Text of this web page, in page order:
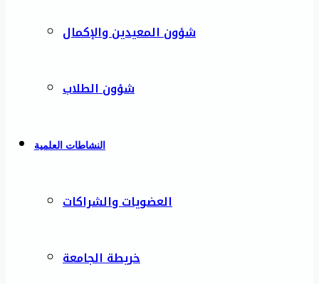
شؤون المعيدين والإكمال
شؤون الطلاب
النشاطات العلمية
العضويات والشراكات
خريطة الجامعة